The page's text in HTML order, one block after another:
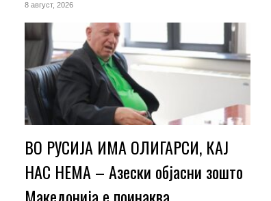
8 август, 2026
ВО РУСИЈА ИМА ОЛИГАРСИ, КАЈ
НАС НЕМА – Азески објасни зошто